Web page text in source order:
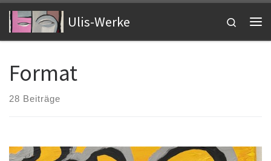
Zum Inhalt springenUlis-Werke
Search
Format
28 Beiträge